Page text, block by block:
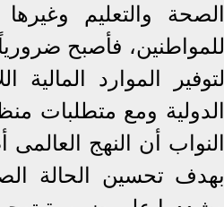
الصحة والتعليم
للمواطنين، فأصبح
لتوفير الموارد
الدولية ومع متطلبات
النواب أن النهج
بهدف تحسين الحالة